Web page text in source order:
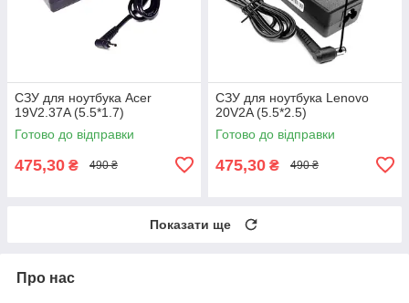
СЗУ для ноутбука Acer
19V2.37A (5.5*1.7)
Готово до відправки
475,30 ₴ 490 ₴
СЗУ для ноутбука Lenovo
20V2A (5.5*2.5)
Готово до відправки
475,30 ₴ 490 ₴
Показати ще
Про нас